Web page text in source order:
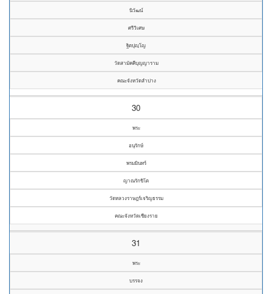
นิวัฒน์
ศรีวิเศษ
ฐิตปุญฺโญ
วัดสามัคคีบุญญาราม
คณะจังหวัดลำปาง
30
พระ
อนุรักษ์
พรมมินทร์
ญาณรักขิโต
วัดหลวงราษฎร์เจริญธรรม
คณะจังหวัดเชียงราย
31
พระ
บรรจง